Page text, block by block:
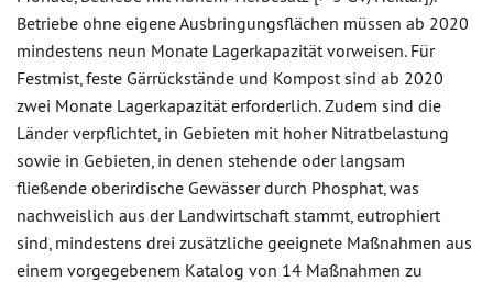
Betriebe ohne eigene Ausbringungsflächen müssen ab 2020
mindestens neun Monate Lagerkapazität vorweisen. Für
Festmist, feste Gärrückstände und Kompost sind ab 2020
zwei Monate Lagerkapazität erforderlich. Zudem sind die
Länder verpflichtet, in Gebieten mit hoher Nitratbelastung
sowie in Gebieten, in denen stehende oder langsam
fließende oberirdische Gewässer durch Phosphat, was
nachweislich aus der Landwirtschaft stammt, eutrophiert
sind, mindestens drei zusätzliche geeignete Maßnahmen aus
einem vorgegebenem Katalog von 14 Maßnahmen zu